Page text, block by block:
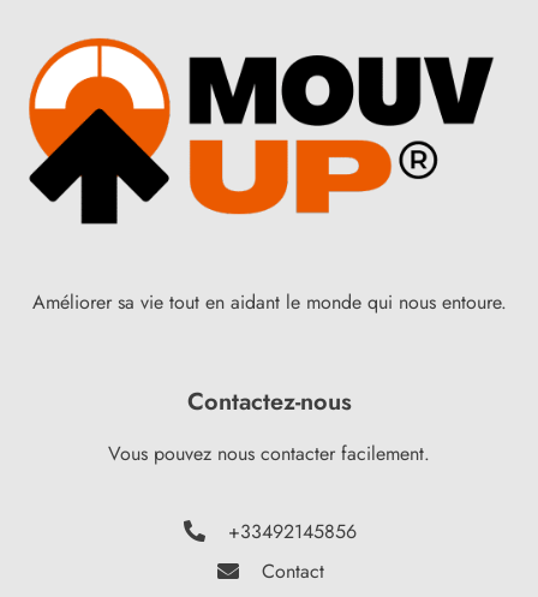
Améliorer sa vie tout en aidant le monde qui nous entoure.
Contactez-nous
Vous pouvez nous contacter facilement.
+33492145856
Contact